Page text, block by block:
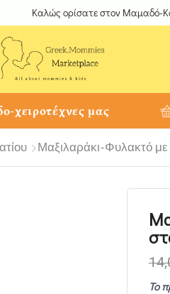
Καλώς ορίσατε στον Μαμαδό-
χειροτέχνες μας
Μαξιλαράκι-Φυλακτό
Το